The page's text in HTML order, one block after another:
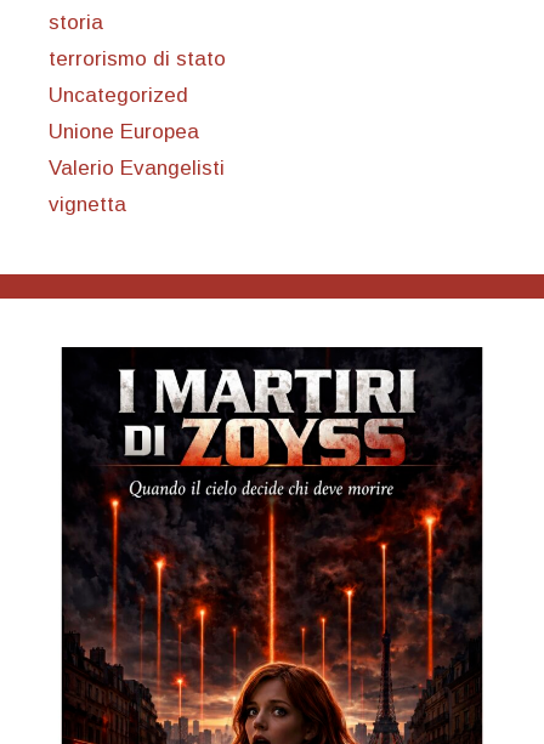
storia
terrorismo di stato
Uncategorized
Unione Europea
Valerio Evangelisti
vignetta